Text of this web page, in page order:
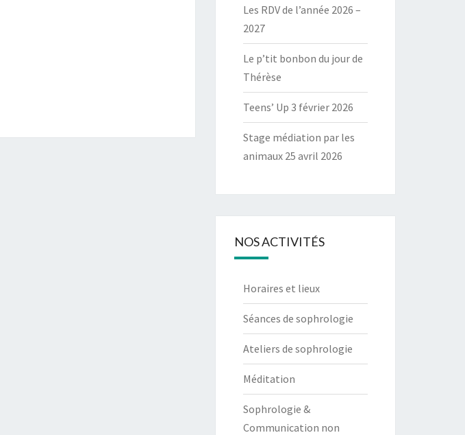
Les RDV de l’année 2026 –
2027
Le p’tit bonbon du jour de
Thérèse
Teens’ Up 3 février 2026
Stage médiation par les
animaux 25 avril 2026
NOS ACTIVITÉS
Horaires et lieux
Séances de sophrologie
Ateliers de sophrologie
Méditation
Sophrologie &
Communication non